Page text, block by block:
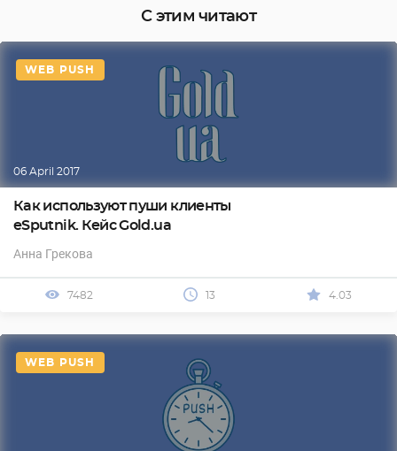
С этим читают
WEB PUSH
06 April 2017
Как используют пуши клиенты
eSputnik. Кейс Gold.ua
Анна Грекова
7482 13 4.03
WEB PUSH